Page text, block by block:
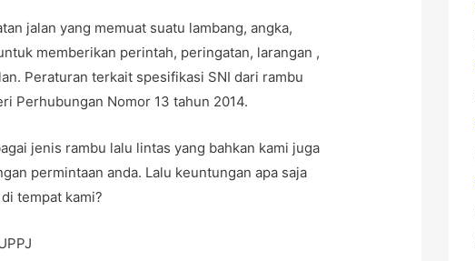
jalan yang memuat suatu lambang, angka,
memberikan perintah, peringatan, larangan ,
Peraturan terkait spesifikasi SNI dari rambu
Perhubungan Nomor 13 tahun 2014.
jenis rambu lalu lintas yang bahkan kami juga
permintaan anda. Lalu keuntungan apa saja
tempat kami?